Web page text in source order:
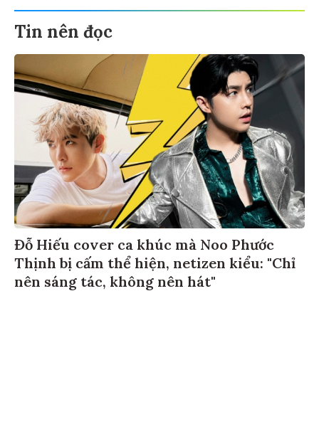
Tin nên đọc
Đỗ Hiếu cover ca khúc mà Noo Phước
Thịnh bị cấm thể hiện, netizen kiểu: "Chỉ
nên sáng tác, không nên hát"